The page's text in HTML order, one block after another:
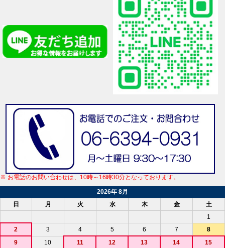
※ お電話のお問い合わせは、10時～16時30分となっております。
2026年 8月
日
月 火 水 木 金
土
1
2
3 4 5 6 7
8
9
10 11 12 13 14
15